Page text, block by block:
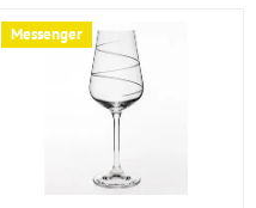
Messenger